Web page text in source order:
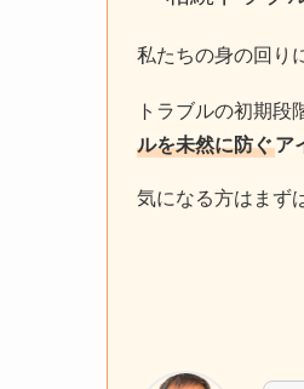
私たちの身の回り
トラブルの初期段
ルを未然に防ぐア
気になる方はまず